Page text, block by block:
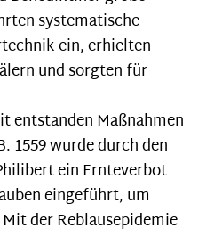
systematische
ein, erhielten
und sorgten für
entstanden Maßnahmen
1559 wurde durch den
ein Ernte­verbot
eingeführt, um
der Reblaus­epidemie